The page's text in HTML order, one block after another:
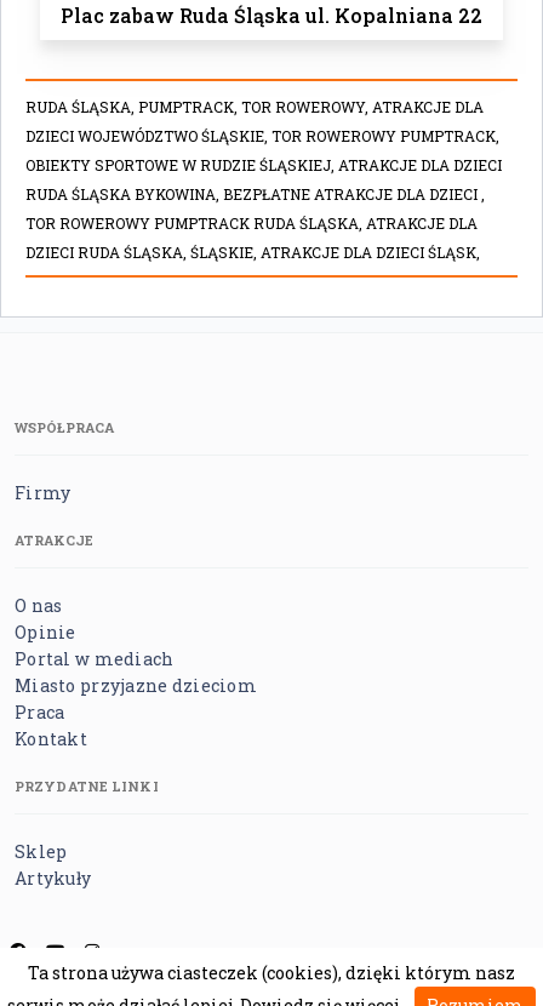
Plac zabaw Ruda Śląska ul. Kopalniana 22
RUDA ŚLĄSKA, PUMPTRACK, TOR ROWEROWY, ATRAKCJE DLA
DZIECI WOJEWÓDZTWO ŚLĄSKIE, TOR ROWEROWY PUMPTRACK,
OBIEKTY SPORTOWE W RUDZIE ŚLĄSKIEJ, ATRAKCJE DLA DZIECI
RUDA ŚLĄSKA BYKOWINA, BEZPŁATNE ATRAKCJE DLA DZIECI ,
TOR ROWEROWY PUMPTRACK RUDA ŚLĄSKA, ATRAKCJE DLA
DZIECI RUDA ŚLĄSKA, ŚLĄSKIE, ATRAKCJE DLA DZIECI ŚLĄSK,
WSPÓŁPRACA
Firmy
ATRAKCJE
O nas
Opinie
Portal w mediach
Miasto przyjazne dzieciom
Praca
Kontakt
PRZYDATNE LINKI
Sklep
Artykuły
Regulamin Polityka prywatności Polityka cookies
Ta strona używa ciasteczek (cookies), dzięki którym nasz